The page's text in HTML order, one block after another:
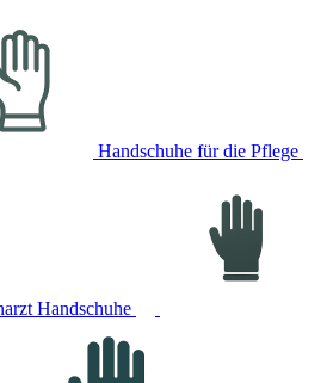
Handschuhe für die Pflege
Handschuhe